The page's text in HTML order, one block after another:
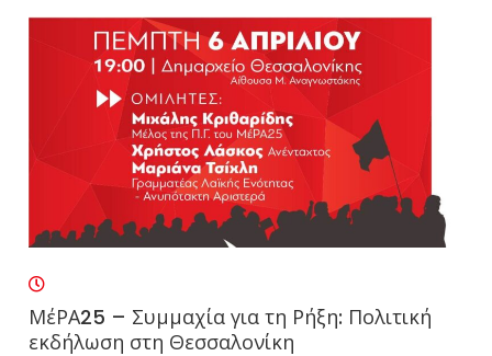
ΜέΡΑ25 – Συμμαχία για τη Ρήξη: Πολιτική
εκδήλωση στη Θεσσαλονίκη